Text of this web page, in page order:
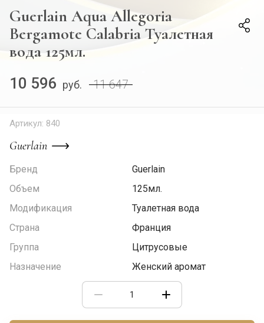
Guerlain Aqua Allegoria
Bergamote Calabria Туалетная
вода 125мл.
10 596 руб. 11 647
Артикул: 840
Guerlain
Бренд
Guerlain
Объем
125мл.
Модификация
Туалетная вода
Страна
Франция
Группа
Цитрусовые
Назначение
Женский аромат